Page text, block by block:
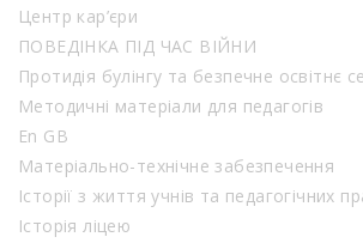
Центр кар’єри
ПОВЕДІНКА ПІД ЧАС ВІЙНИ
Протидія булінгу та безпечне освітнє
Методичні матеріали для педагогів
En GB
Матеріально-технічне забезпечення
Історії з життя учнів та педагогічних
Історія ліцею